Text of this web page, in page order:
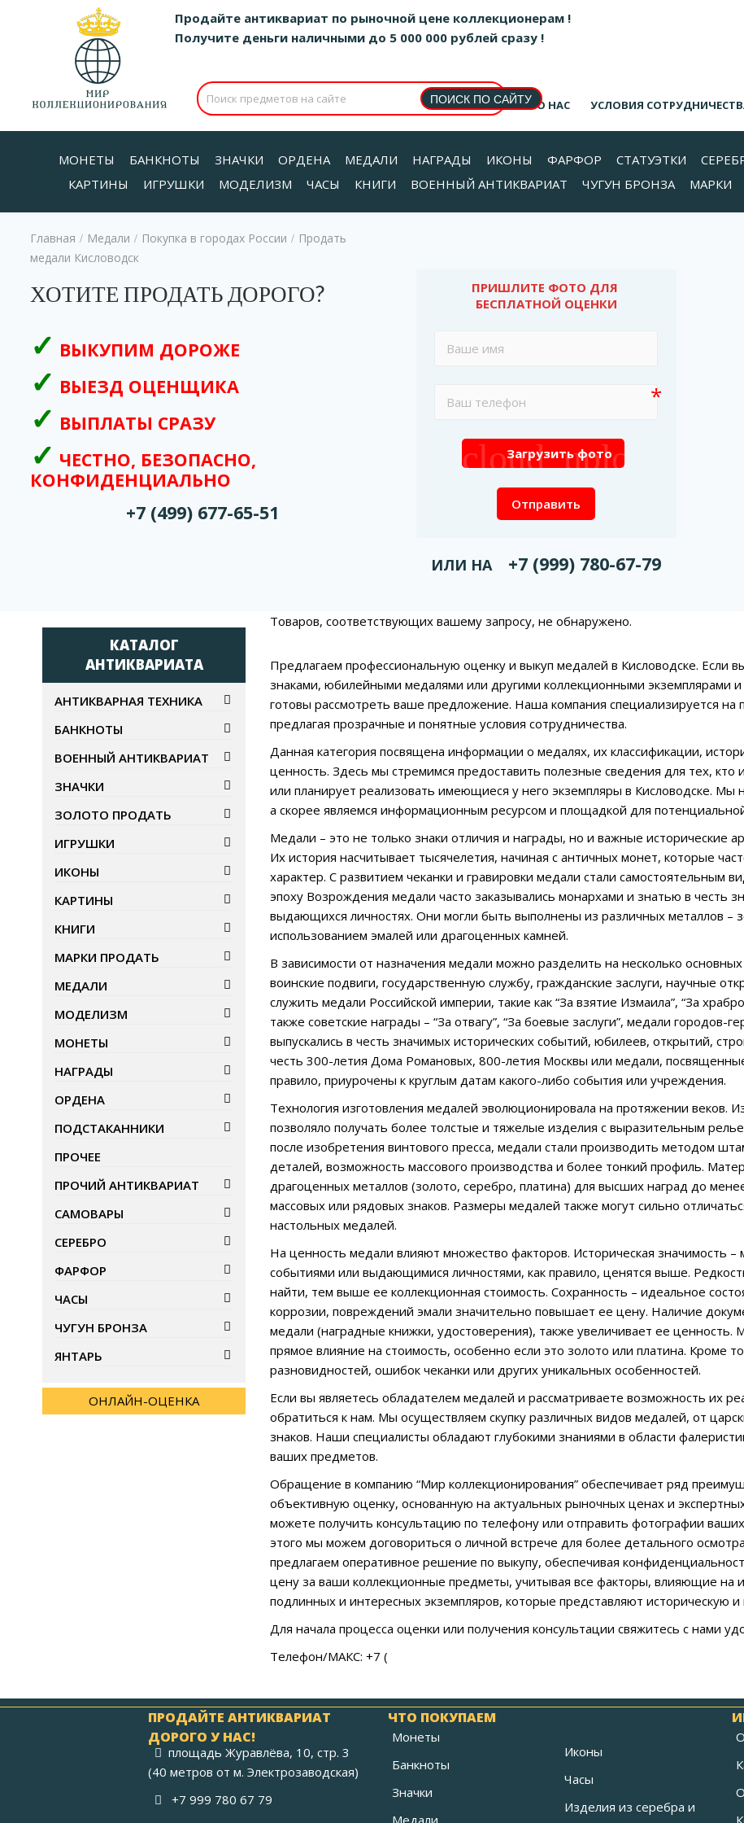
Продайте антиквариат по рыночной цене коллекционерам !
Получите деньги наличными до 5 000 000 рублей сразу !
О НАС УСЛОВИЯ
МОНЕТЫ БАНКНОТЫ ЗНАЧКИ ОРДЕНА МЕДАЛИ НАГРАДЫ ИКОНЫ ФАРФОР СТАТУЭТКИ
КАРТИНЫ
ИГРУШКИ МОДЕЛИЗМ ЧАСЫ КНИГИ ВОЕННЫЙ АНТИКВАРИАТ ЧУГУН БРОНЗА МАРКИ
Главная / Медали / Покупка в городах России / Продать
медали Кисловодск
ХОТИТЕ ПРОДАТЬ ДОРОГО?
ВЫКУПИМ ДОРОЖЕ
ВЫЕЗД ОЦЕНЩИКА
ВЫПЛАТЫ СРАЗУ
ЧЕСТНО, БЕЗОПАСНО,
КОНФИДЕНЦИАЛЬНО
+7 (499) 677-65-51
ПРИШЛИТЕ ФОТО ДЛЯ
БЕСПЛАТНОЙ ОЦЕНКИ
cloud_upload
Загрузить фото
Отправить
ИЛИ НА +7 (999) 780-67-79
Товаров, соответствующих вашему запросу, не обнаружено.
Предлагаем профессиональную оценку и выкуп медалей в Кисловодске. Если
знаками, юбилейными медалями или другими коллекционными экземплярами
готовы рассмотреть ваше предложение. Наша компания специализируется на
предлагая прозрачные и понятные условия сотрудничества.
Данная категория посвящена информации о медалях, их классификации,
ценность. Здесь мы стремимся предоставить полезные сведения для тех, кто
или планирует реализовать имеющиеся у него экземпляры в Кисловодске.
а скорее являемся информационным ресурсом и площадкой для
Медали – это не только знаки отличия и награды, но и важные исторические
Их история насчитывает тысячелетия, начиная с античных монет, которые
характер. С развитием чеканки и гравировки медали стали самостоятельным
эпоху Возрождения медали часто заказывались монархами и знатью в честь
выдающихся личностях. Они могли быть выполнены из различных металлов –
использованием эмалей или драгоценных камней.
В зависимости от назначения медали можно разделить на несколько
воинские подвиги, государственную службу, гражданские заслуги, научные
служить медали Российской империи, такие как “За взятие Измаила”, “За
также советские награды – “За отвагу”, “За боевые заслуги”, медали
выпускались в честь значимых исторических событий, юбилеев, открытий,
честь 300-летия Дома Романовых, 800-летия Москвы или медали,
правило, приурочены к круглым датам какого-либо события или учреждения.
Технология изготовления медалей эволюционировала на протяжении веков.
позволяло получать более толстые и тяжелые изделия с выразительным
после изобретения винтового пресса, медали стали производить методом
деталей, возможность массового производства и более тонкий профиль.
драгоценных металлов (золото, серебро, платина) для высших наград до
массовых или рядовых знаков. Размеры медалей также могут сильно
настольных медалей.
На ценность медали влияют множество факторов. Историческая значимость
событиями или выдающимися личностями, как правило, ценятся выше.
найти, тем выше ее коллекционная стоимость. Сохранность – идеальное
коррозии, повреждений эмали значительно повышает ее цену. Наличие
медали (наградные книжки, удостоверения), также увеличивает ее ценность.
прямое влияние на стоимость, особенно если это золото или платина. Кроме
разновидностей, ошибок чеканки или других уникальных особенностей.
Если вы являетесь обладателем медалей и рассматриваете возможность их
обратиться к нам. Мы осуществляем скупку различных видов медалей, от
знаков. Наши специалисты обладают глубокими знаниями в области
ваших предметов.
Обращение в компанию “Мир коллекционирования” обеспечивает ряд
объективную оценку, основанную на актуальных рыночных ценах и
можете получить консультацию по телефону или отправить фотографии
этого мы можем договориться о личной встрече для более детального
предлагаем оперативное решение по выкупу, обеспечивая
цену за ваши коллекционные предметы, учитывая все факторы, влияющие на
подлинных и интересных экземпляров, которые представляют историческую
Для начала процесса оценки или получения консультации свяжитесь с нами
Телефон/МАКС: +7 (
КАТАЛОГ
АНТИКВАРИАТА
АНТИКВАРНАЯ ТЕХНИКА
БАНКНОТЫ
ВОЕННЫЙ АНТИКВАРИАТ
ЗНАЧКИ
ЗОЛОТО ПРОДАТЬ
ИГРУШКИ
ИКОНЫ
КАРТИНЫ
КНИГИ
МАРКИ ПРОДАТЬ
МЕДАЛИ
МОДЕЛИЗМ
МОНЕТЫ
НАГРАДЫ
ОРДЕНА
ПОДСТАКАННИКИ
ПРОЧЕЕ
ПРОЧИЙ АНТИКВАРИАТ
САМОВАРЫ
СЕРЕБРО
ФАРФОР
ЧАСЫ
ЧУГУН БРОНЗА
ЯНТАРЬ
ОНЛАЙН-ОЦЕНКА
ПРОДАЙТЕ АНТИКВАРИАТ
ДОРОГО У НАС!
площадь Журавлёва, 10, стр. 3
(40 метров от м. Электрозаводская)
+7 999 780 67 79
ЧТО ПОКУПАЕМ
Монеты
Банкноты
Значки
Иконы
Часы
Изделия из серебра и